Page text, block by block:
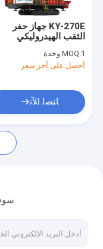
ضبط الجودة
اتصل بنا
أخبار
جميع القضايا
أداة حفر الثقوب
جهاز الحفر
KY-270E جهاز حفر
الثقب الهيدروليكي
EAC المعتمدة
MOQ:1 وحدة
أحصل على آخر سعر
ﺎﺘﺼﻟ ﺍﻶﻧ